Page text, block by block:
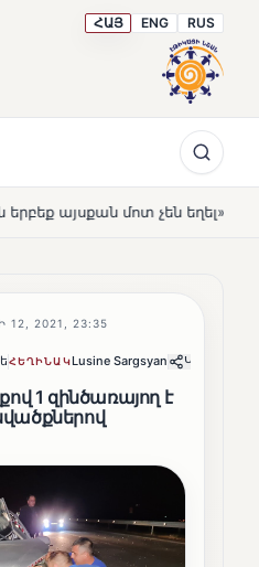
ՀԱՅ ENG RUS
չեն եղել» HOT
12, 2021, 23:35
ՀԵՂԻՆԱԿLusine Sargsyan Կիսվել
1 զինծառայող է